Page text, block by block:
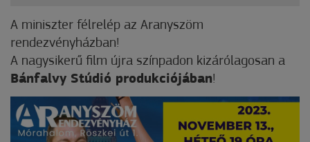
A miniszter félrelép az Aranyszöm
rendezvényházban!
A nagysikerű film újra színpadon kizárólagosan a
Bánfalvy Stúdió produkciójában!